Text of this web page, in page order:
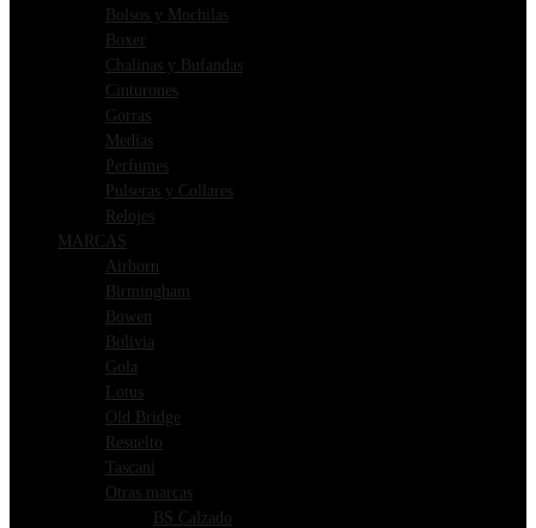
Bolsos y Mochilas
Boxer
Chalinas y Bufandas
Cinturones
Gorras
Medias
Perfumes
Pulseras y Collares
Relojes
MARCAS
Airborn
Birmingham
Bowen
Bolivia
Gola
Lotus
Old Bridge
Resuelto
Tascani
Otras marcas
BS Calzado